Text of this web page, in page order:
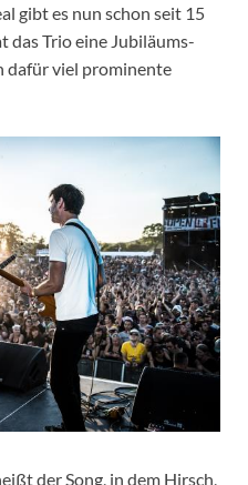
gibt es nun schon seit 15
das Trio eine Jubiläums-
dafür viel prominente
der Song, in dem Hirsch,